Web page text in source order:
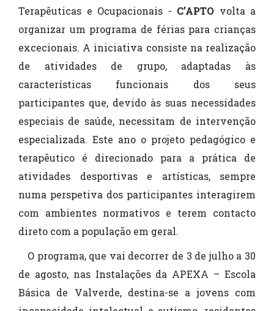
Terapêuticas e Ocupacionais - C’APTO volta a
organizar um programa de férias para crianças
excecionais. A iniciativa consiste na realização
de atividades de grupo, adaptadas às
características funcionais dos seus
participantes que, devido às suas necessidades
especiais de saúde, necessitam de intervenção
especializada. Este ano o projeto pedagógico e
terapêutico é direcionado para a prática de
atividades desportivas e artísticas, sempre
numa perspetiva dos participantes interagirem
com ambientes normativos e terem contacto
direto com a população em geral.
O programa, que vai decorrer de 3 de julho a 30
de agosto, nas Instalações da APEXA – Escola
Básica de Valverde, destina-se a jovens com